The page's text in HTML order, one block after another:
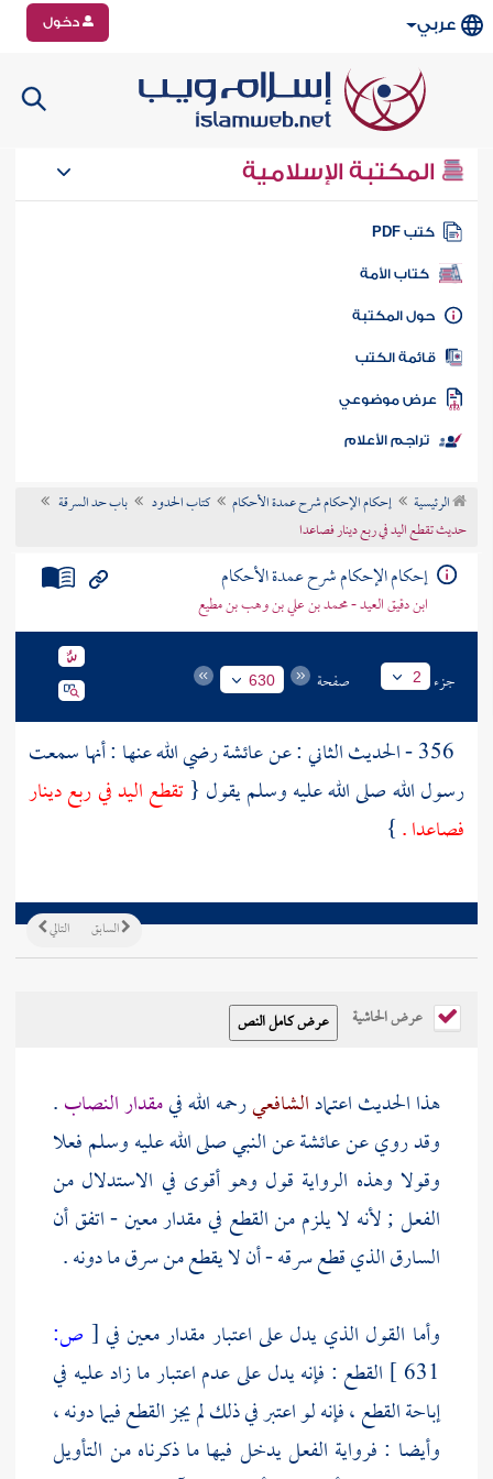
عربي دخول
المكتبة الإسلامية
كتب PDF
كتاب الأمة
المكتبة
الكتب
موضوعي
تراجم الأعلام
الرئيسية إحكام الإحكام شرح عمدة الأحكام كتاب الحدود
باب حد السرقة
حديث تقطع اليد في ربع دينار فصاعدا
إحكام الإحكام شرح عمدة الأحكام
ابن دقيق العيد - محمد بن علي بن وهب بن مطيع
جزء 2 صفحة 630
عائشةرضي الله عنها : أنها سمعت
رسول الله صلى الله عليه وسلم يقول {تقطع اليد في ربع دينار
فصاعدا .}
التالي السابق
عرض الحاشية
هذا الحديث اعتمادالشافعيرحمه الله فيمقدار النصاب.
وقد روي عنعائشةعن النبي صلى الله عليه وسلم فعلا
وقولا وهذه الرواية قول وهو أقوى في الاستدلال من
الفعل ; لأنه لا يلزم من القطع في مقدار معين - اتفق أن
السارق الذي قطع سرقه - أن لا يقطع من سرق ما دونه .
وأما القول الذي يدل على اعتبار مقدار معين في[ ص:
631 ] القطع : فإنه يدل على عدم اعتبار ما زاد عليه في
إباحة القطع ، فإنه لو اعتبر في ذلك لم يجز القطع فيما دونه ،
وأيضا : فرواية الفعل يدخل فيها ما ذكرناه من التأويل